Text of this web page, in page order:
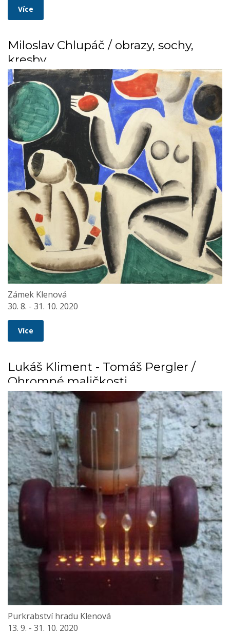
Více
Miloslav Chlupáč / obrazy, sochy,
kresby
Zámek Klenová
30. 8. - 31. 10. 2020
Více
Lukáš Kliment - Tomáš Pergler /
Ohromné maličkosti
Purkrabství hradu Klenová
13. 9. - 31. 10. 2020